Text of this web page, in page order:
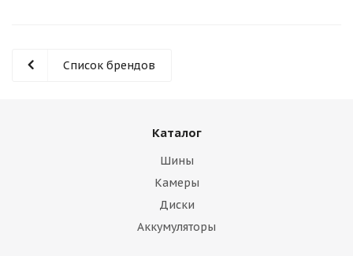
Список брендов
Каталог
Шины
Камеры
Диски
Аккумуляторы